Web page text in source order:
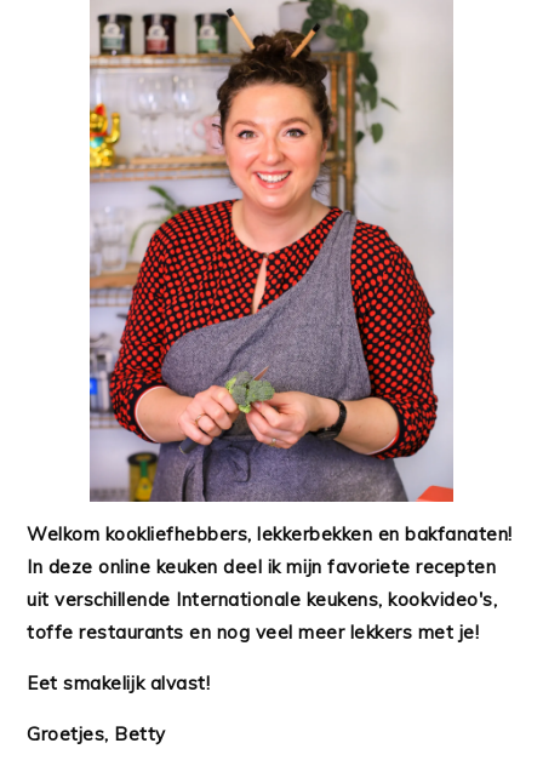
Welkom kookliefhebbers, lekkerbekken en bakfanaten!
In deze online keuken deel ik mijn favoriete recepten
uit verschillende Internationale keukens, kookvideo's,
toffe restaurants en nog veel meer lekkers met je!
Eet smakelijk alvast!
Groetjes, Betty